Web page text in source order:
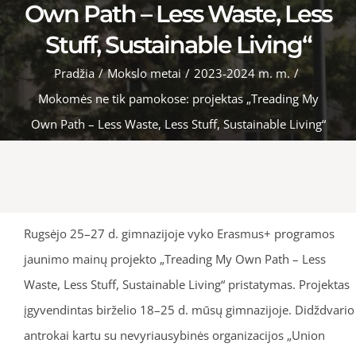
Own Path – Less Waste, Less
Stuff, Sustainable Living“
Pradžia / Mokslo metai / 2023-2024 m. m. /
Mokomės ne tik pamokose: projektas „Treading My
Own Path – Less Waste, Less Stuff, Sustainable Living“
Rugsėjo 25–27 d. gimnazijoje vyko Erasmus+ programos
jaunimo mainų projekto „Treading My Own Path – Less
Waste, Less Stuff, Sustainable Living“ pristatymas. Projektas
įgyvendintas birželio 18–25 d. mūsų gimnazijoje. Didždvario
antrokai kartu su nevyriausybinės organizacijos „Union